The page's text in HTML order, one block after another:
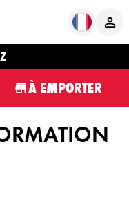
À EMPORTER